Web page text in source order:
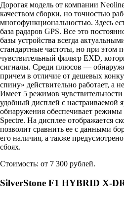
Дорогая модель от компании
качеством сборки, но точностью
многофункциональностью. Здесь
база радаров GPS. Все это
базы устройства всегда
стандартные частоты, но при этом
чувствительный фильтр EXD,
сигналы. Среди плюсов —
причем в отличие от дешевых
спину» действительно работает, а
Имеет 5 режимов
удобный дисплей с настраиваемой
обнаружения обеспечивает
Spectre. На дисплее отображается
позволит сравнить ее с данными
его наличия, а также
сбоях.
Стоимость: от 7 300 рублей.
SilverStone F1 HYBRID X-